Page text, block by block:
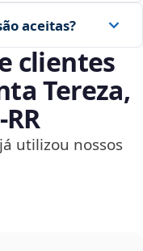
aceitas?
clientes
Tereza,
utilizou nossos